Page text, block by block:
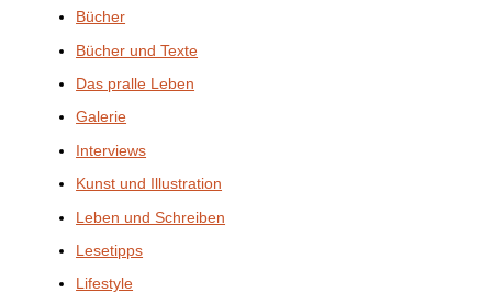
Bücher
Bücher und Texte
Das pralle Leben
Galerie
Interviews
Kunst und Illustration
Leben und Schreiben
Lesetipps
Lifestyle